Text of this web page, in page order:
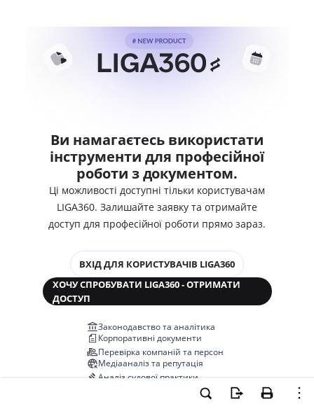
Ви намагаєтесь використати
інструменти для професійної
роботи з документом.
Ці можливості доступні тільки користувачам
LIGA360. Залишайте заявку та отримайте
доступ для професійної роботи прямо зараз.
ВХІД ДЛЯ КОРИСТУВАЧІВ LIGA360
ХОЧУ СПРОБУВАТИ LIGA360 - ОТРИМАТИ
ДОСТУП
Законодавство та аналітика
Корпоративні документи
Перевірка компаній та персон
Медіааналіз та репутація
Аналіз судової практики
Автоматизація договорів